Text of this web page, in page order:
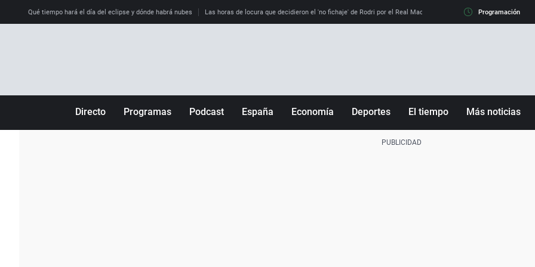
Qué tiempo hará el día del eclipse y dónde habrá nubes Las horas de locura que decidieron el 'no fichaje' de Rodri por el Real Madrid y su 'sí' al Barça La llamada
Programación
Directo Programas Podcast España Economía Deportes El tiempo Más noticias